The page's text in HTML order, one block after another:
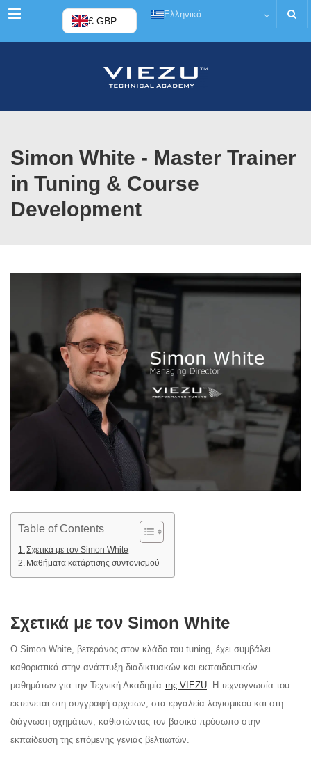
Μενού £ GBP
Ελληνικά
Simon White - Master Trainer
in Tuning & Course
Development
Table of Contents
Σχετικά με τον Simon White
Μαθήματα κατάρτισης συντονισμού
Σχετικά με τον Simon White
Ο Simon White, βετεράνος στον κλάδο του tuning, έχει συμβάλει
καθοριστικά στην ανάπτυξη διαδικτυακών και εκπαιδευτικών
μαθημάτων για την Τεχνική Ακαδημία της VIEZU . Η τεχνογνωσία του
εκτείνεται στη συγγραφή αρχείων, στα εργαλεία λογισμικού και στη
διάγνωση οχημάτων, καθιστώντας τον βασικό πρόσωπο στην
εκπαίδευση της επόμενης γενιάς βελτιωτών.